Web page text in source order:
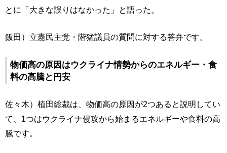
とに「大きな誤りはなかった」と語った。
飯田）立憲民主党・階猛議員の質問に対する答弁です。
物価高の原因はウクライナ情勢からのエネルギー・食
料の高騰と円安
佐々木）植田総裁は、物価高の原因が2つあると説明してい
て、1つはウクライナ侵攻から始まるエネルギーや食料の高
騰です。